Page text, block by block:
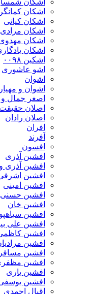
اشکان‌
اشکان کیانی
اشکان
اشکان
اشکان
اشکین ۰۰۹۸
اشو عاشوری
اشوان
اشوان و مهیار
اصغر جمال
اصلان حقیقت
اصلان رادان
افران
اَفرند
افسون
افشین آذری
افشین آذری
افشین
افشین امینی
افشین حسنی
افشین خان
افشین
افشین علی
افشین
افشین
افشین
افشین
افشین یاری
افشین
اقبال احمدی